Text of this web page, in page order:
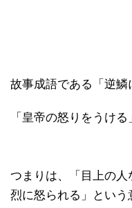
故事成語である「逆鱗
「皇帝の怒りをうける
つまりは、「目上の
烈に怒られる」という